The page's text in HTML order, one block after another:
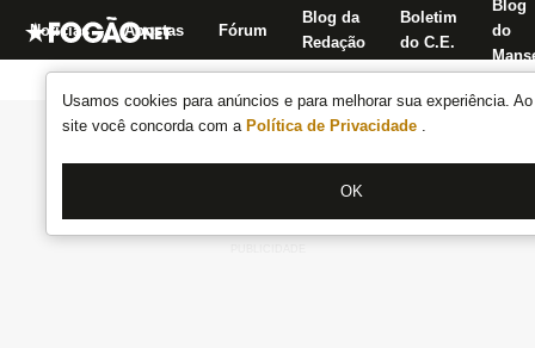
Usamos cookies para anúncios e para melhorar sua experiência.
site você concorda com a Política de Privacidade .
OK
Notícias Apostas Fórum
Blog da
Redação
Boletim
do C.E.
Blog
do